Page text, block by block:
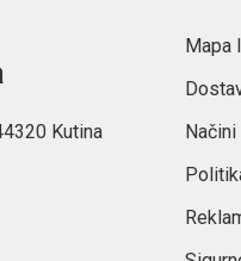
Kutina
Mapa
Načini